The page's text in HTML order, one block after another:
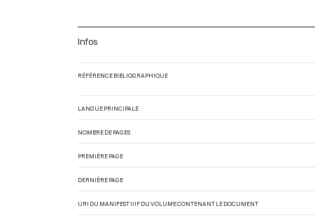
Infos
RÉFÉRENCE BIBLIOGRAPHIQUE
LANGUE PRINCIPALE
NOMBRE DE PAGES
PREMIÈRE PAGE
DERNIÈRE PAGE
URI DU MANIFEST IIIF DU VOLUME CONTENANT LE DOCUMENT